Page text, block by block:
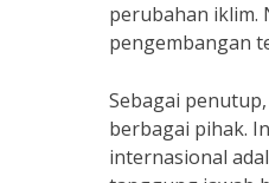
perubahan iklim.
pengembangan
Sebagai
berbagai pihak.
internasional